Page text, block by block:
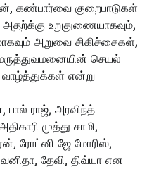
கண்பார்வை குறைபாடுகள்
உறுதுணையாகவும்,
அறுவை சிகிச்சைகள்,
செயல்
வாழ்த்துக்கள் என்று
ராஜ், அரவிந்த்
முத்து சாமி,
ரோட்னி ஜே மோரிஸ்,
தேவி, திவ்யா என